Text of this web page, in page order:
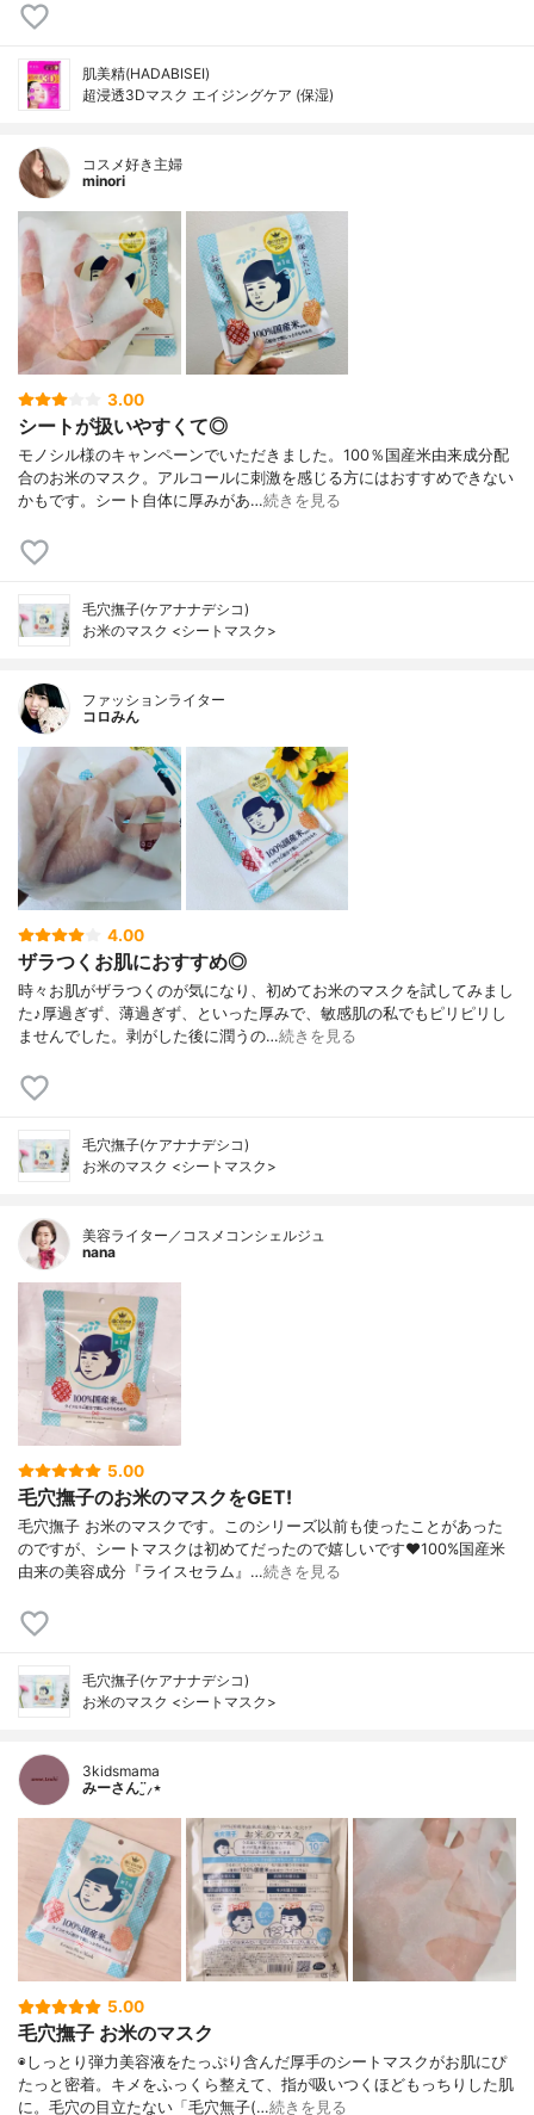
肌美精(HADABISEI)
超浸透3Dマスク エイジングケア (保湿)
コスメ好き主婦
minori
3.00
シートが扱いやすくて◎
モノシル様のキャンペーンでいただきました。100％国産米由来成分配
合のお米のマスク。アルコールに刺激を感じる方にはおすすめできない
かもです。シート自体に厚みがあ…続きを見る
毛穴撫子(ケアナナデシコ)
お米のマスク <シートマスク>
ファッションライター
コロみん
4.00
ザラつくお肌におすすめ◎
時々お肌がザラつくのが気になり、初めてお米のマスクを試してみまし
た♪厚過ぎず、薄過ぎず、といった厚みで、敏感肌の私でもピリピリし
ませんでした。剥がした後に潤うの…続きを見る
毛穴撫子(ケアナナデシコ)
お米のマスク <シートマスク>
美容ライター／コスメコンシェルジュ
nana
5.00
毛穴撫子のお米のマスクをGET!
毛穴撫子 お米のマスクです。このシリーズ以前も使ったことがあった
のですが、シートマスクは初めてだったので嬉しいです❤100%国産米
由来の美容成分『ライスセラム』…続きを見る
毛穴撫子(ケアナナデシコ)
お米のマスク <シートマスク>
3kidsmama
みーさん¨̮⸝⋆
5.00
毛穴撫子 お米のマスク
◉しっとり弾力美容液をたっぷり含んだ厚手のシートマスクがお肌にぴ
たっと密着。キメをふっくら整えて、指が吸いつくほどもっちりした肌
に。毛穴の目立たない「毛穴無子(…続きを見る